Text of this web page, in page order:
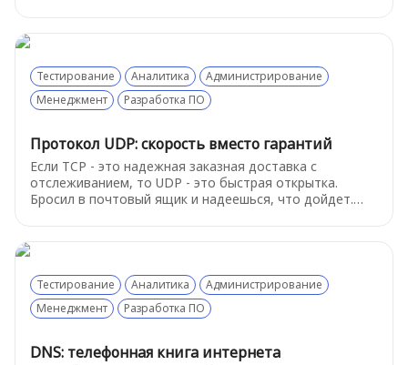
Тестирование Аналитика
Администрирование
Менеджмент
Разработка ПО
Протокол UDP: скорость вместо гарантий
Если TCP - это надежная заказная доставка с
отслеживанием, то UDP - это быстрая открытка.
Бросил в почтовый ящик и надеешься, что дойдет.
Тестирование Аналитика
Администрирование
Менеджмент
Разработка ПО
DNS: телефонная книга интернета